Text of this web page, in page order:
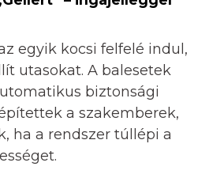
egyik kocsi felfelé indul,
utasokat. A balesetek
biztonsági
a szakemberek,
ha a rendszer túllépi a